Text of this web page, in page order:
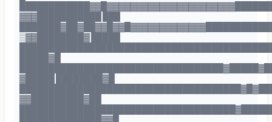
▓▓▓███████████ ███
▒▓▓████████▓ █████
█████▓█
▓█████ ████████▓█
▓▓█████████▓██
██████████████▓▓█